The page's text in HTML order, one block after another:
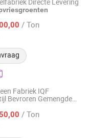
Directe Levering
/ Ton
Fabriek IQF
Bevroren Gemengde
/ Ton